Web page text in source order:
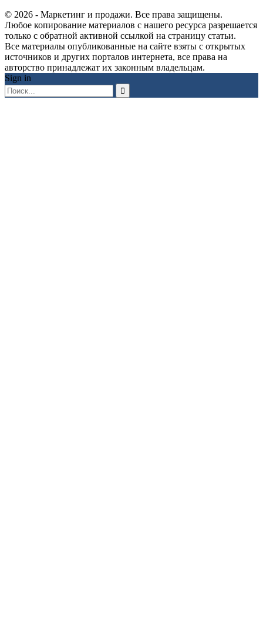
© 2026 - Маркетинг и продажи. Все права защищены.
Любое копирование материалов с нашего ресурса разрешается
только с обратной активной ссылкой на страницу статьи.
Все материалы опубликованные на сайте взяты с открытых
источников и других порталов интернета, все права на
авторство принадлежат их законным владельцам.
Sign in